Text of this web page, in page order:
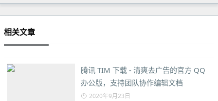
相关文章
腾讯 TIM 下载 - 清爽去广告的官方 QQ
办公版，支持团队协作编辑文档
2020年9月23日